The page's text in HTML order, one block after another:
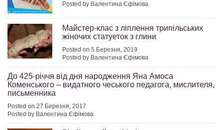
Posted by Валентина Єфімова
Майстер-клас з ліплення трипільських
жіночих статуеток з глини
Posted on 5 Березня, 2019
Posted by Валентина Єфімова
До 425-річчя від дня народження Яна Амоса
Коменського – видатного чеського педагога, мислителя,
письменника
Posted on 27 Березня, 2017
Posted by Валентина Єфімова